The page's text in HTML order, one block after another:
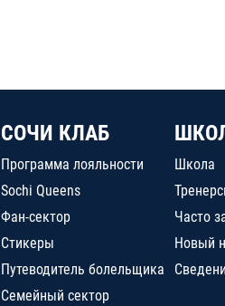
СОЧИ КЛАБ
Программа лояльности
Sochi Queens
Фан-сектор
Стикеры
Путеводитель болельщика
Семейный сектор
Школа
Часто
Новый